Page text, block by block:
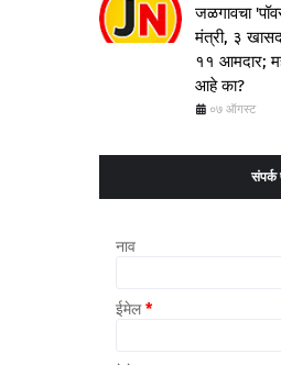
जळगावचा
मंत्री, ३
११ आमदार;
आहे का?
०७ ऑगस्ट
संपर्क
नाव
ईमेल*